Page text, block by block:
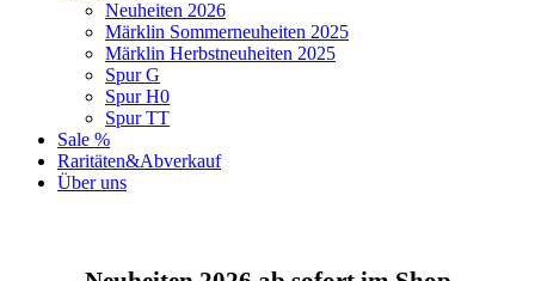
Neuheiten 2026
Märklin Sommerneuheiten 2025
Märklin Herbstneuheiten 2025
Spur G
Spur H0
Spur TT
Sale %
Raritäten&Abverkauf
Über uns